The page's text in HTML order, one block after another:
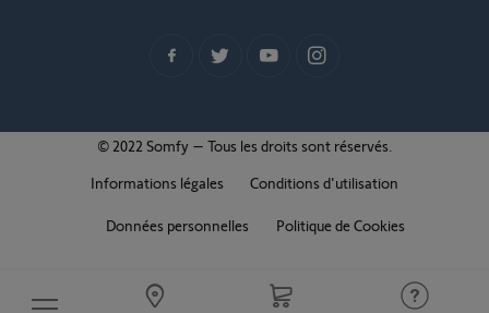
© 2022 Somfy – Tous les droits sont réservés.
Informations légales
Conditions d'utilisation
Données personnelles Politique de Cookies